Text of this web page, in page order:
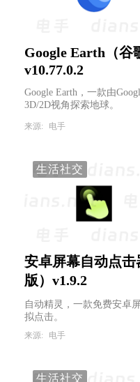
Google Earth（谷
v10.77.0.2
Google Earth，一款由
3D/2D视角探索地球。
来源: 电手
生活社交
安卓屏幕自动点
版）v1.9.2
自动精灵，一款免费安卓
拟点击。
来源: 电手
生活社交